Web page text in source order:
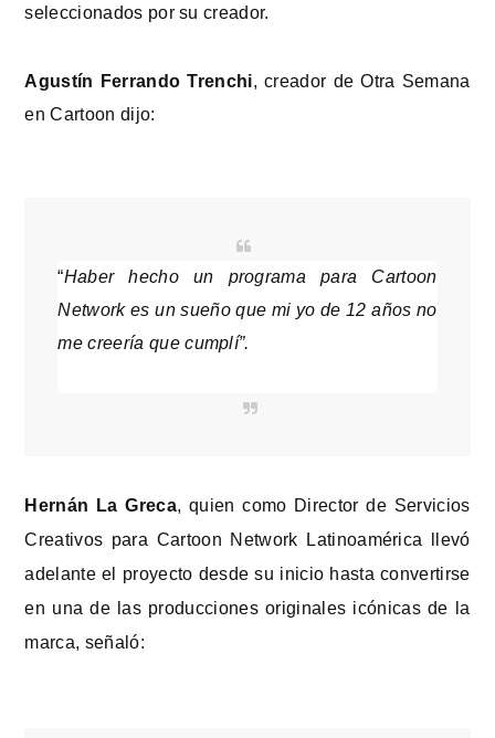
seleccionados por su creador.
Agustín Ferrando Trenchi, creador de Otra Semana
en Cartoon dijo:
“Haber hecho un programa para Cartoon
Network es un sueño que mi yo de 12 años no
me creería que cumplí”.
Hernán La Greca, quien como Director de Servicios
Creativos para Cartoon Network Latinoamérica llevó
adelante el proyecto desde su inicio hasta convertirse
en una de las producciones originales icónicas de la
marca, señaló: